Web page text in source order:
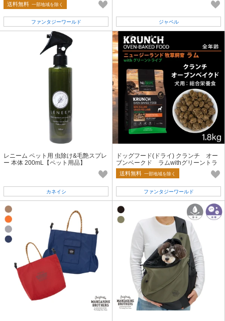
送料無料 一部地域を除く
ファンタジーワールド ジャペル
レニーム ペット用 虫除け&毛艶スプレ
ー 本体 200mL【ペット用品】
カネイシ
ドッグフード(ドライ) クランチ オー
ブンベークド ラムwithグリーントラ
イプ
送料無料 一部地域を除く
ファンタジーワールド